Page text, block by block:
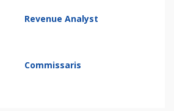
Revenue Analyst
Commissaris